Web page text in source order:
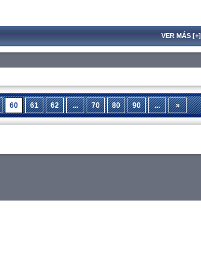
VER MÁS [+]
60 61 62 ... 70 80 90 ... »